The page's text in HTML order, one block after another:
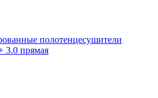
полотенцесушители
3.0 прямая